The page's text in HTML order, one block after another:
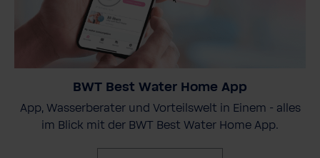
BWT Best Water Home App
App, Wasserberater und Vorteilswelt in Einem - alles
im Blick mit der BWT Best Water Home App.